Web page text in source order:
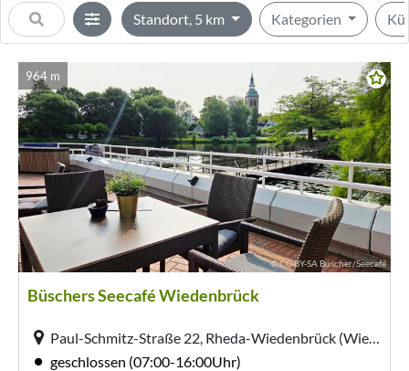
Standort, 5 km Kategorien
© CC-BY-SA Büscher/Seecafé
964 m
Büschers Seecafé Wiedenbrück
Paul-Schmitz-Straße 22, Rheda-Wiedenbrück (Wiedenbrück)
geschlossen (07:00-16:00Uhr)